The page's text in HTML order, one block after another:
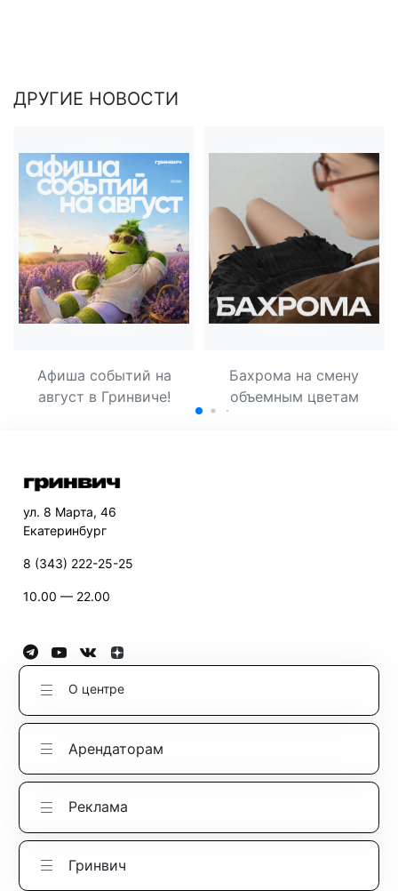
ДРУГИЕ НОВОСТИ
Афиша событий на
август в Гринвиче!
Бахрома на смену
объемным цветам
ул. 8 Марта, 46
Екатеринбург
8 (343) 222-25-25
10.00 — 22.00
О центре
Арендаторам
Реклама
Гринвич